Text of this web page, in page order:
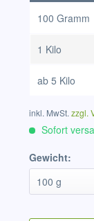
100 Gramm
1 Kilo
ab5 Kilo
inkl. MwSt.zzgl.
Sofort
Gewicht: